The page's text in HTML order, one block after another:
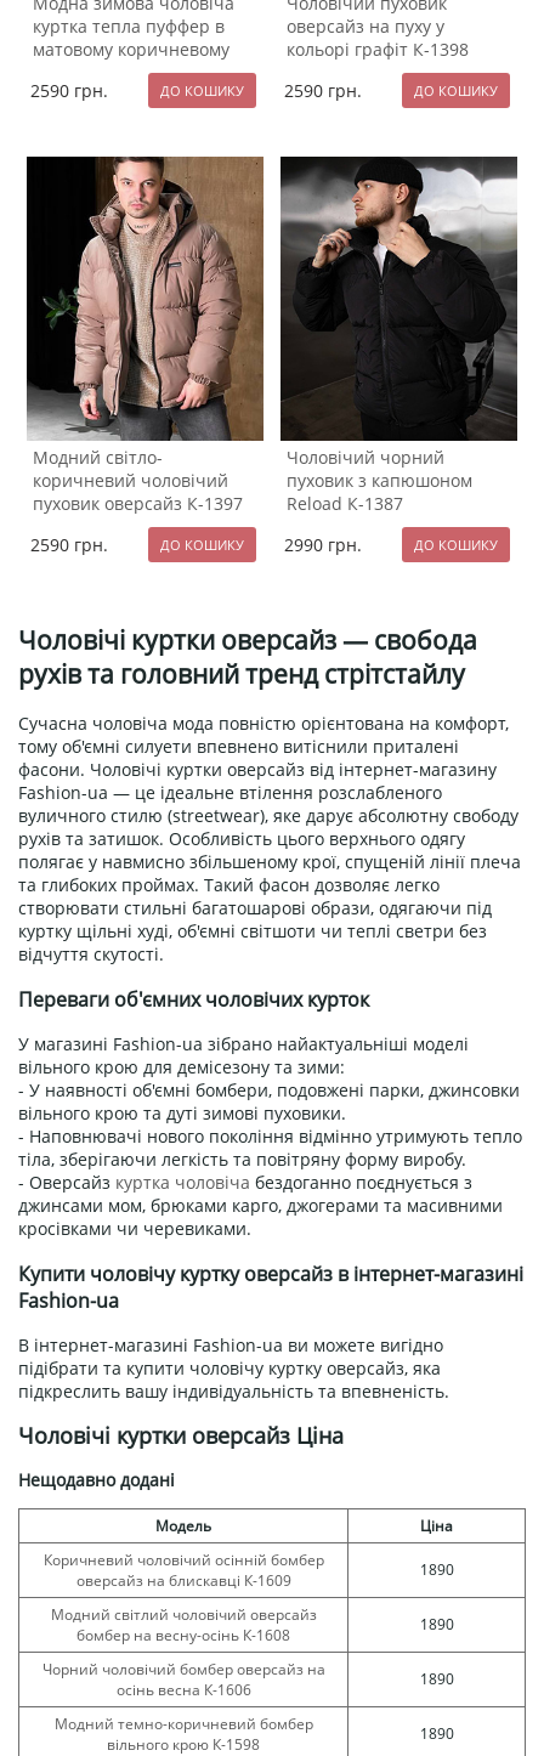
куртка тепла пуффер в
матовому коричневому
кольорі К-1401
2590 грн.
оверсайз на пуху у
кольорі графіт К-1398
2590 грн.
Модний світло-
коричневий чоловічий
пуховик оверсайз К-1397
2590 грн.
Чоловічий чорний
пуховик з капюшоном
Reload К-1387
2990 грн.
Чоловічі куртки оверсайз — свобода
рухів та головний тренд стрітстайлу
Сучасна чоловіча мода повністю орієнтована на комфорт,
тому об'ємні силуети впевнено витіснили приталені
фасони. Чоловічі куртки оверсайз від інтернет-магазину
Fashion-ua — це ідеальне втілення розслабленого
вуличного стилю (streetwear), яке дарує абсолютну свободу
рухів та затишок. Особливість цього верхнього одягу
полягає у навмисно збільшеному крої, спущеній лінії плеча
та глибоких проймах. Такий фасон дозволяє легко
створювати стильні багатошарові образи, одягаючи під
куртку щільні худі, об'ємні світшоти чи теплі светри без
відчуття скутості.
Переваги об'ємних чоловічих курток
У магазині Fashion-ua зібрано найактуальніші моделі
вільного крою для демісезону та зими:
- У наявності об'ємні бомбери, подовжені парки, джинсовки
вільного крою та дуті зимові пуховики.
- Наповнювачі нового покоління відмінно утримують тепло
тіла, зберігаючи легкість та повітряну форму виробу.
- Оверсайз куртка чоловіча бездоганно поєднується з
джинсами мом, брюками карго, джогерами та масивними
кросівками чи черевиками.
Купити чоловічу куртку оверсайз в інтернет-магазині
Fashion-ua
В інтернет-магазині Fashion-ua ви можете вигідно
підібрати та купити чоловічу куртку оверсайз, яка
підкреслить вашу індивідуальність та впевненість.
Чоловічі куртки оверсайз Ціна
Нещодавно додані
Модель
Ціна
Коричневий чоловічий осінній бомбер
оверсайз на блискавці К-1609
1890
Модний світлий чоловічий оверсайз
бомбер на весну-осінь К-1608
1890
Чорний чоловічий бомбер оверсайз на
осінь весна К-1606
1890
Модний темно-коричневий бомбер
вільного крою К-1598
1890